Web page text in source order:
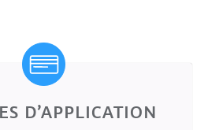
D’APPLICATION